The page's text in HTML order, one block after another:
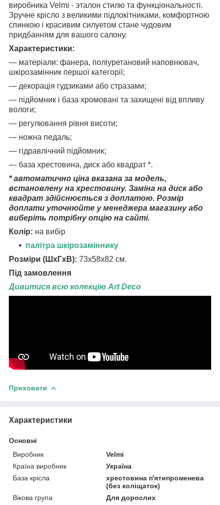
виробника Velmi - эталон стилю та функціональності.
Зручне крісло з великими підлокітниками, комфортною
спинкою і красивим силуетом стане чудовим
придбанням для вашого салону.
Характеристики:
― матеріали: фанера, поліуретановий наповнювач,
шкірозамінник першої категорії;
― декорація гудзиками або стразами;
― підйомник і база хромовані та захищені від впливу
вологи;
― регулювання рівня висоти;
― ножна педаль;
― гідравлічний підйомник;
― база хрестовина, диск або квадрат *.
* автоматично ціна вказана за модель,
встановлену на хрестовину. Заміна на диск або
квадрат здійснюється з доплатою. Розмір
доплати уточнюйте у менеджера магазину або
виберіть потрібну опцію на сайті.
Колір: на вибір
палітра шкірозаміннику
Розміри (ШхГхВ): 73x58х82 см.
Під замовлення
Дивитися всю колекцію Art Deco
Приховати
Характеристики
Основні
Виробник
Velmi
Країна виробник
Україна
База крісла
хрестовина п'ятипроменева
(без коліщаток)
Вікова група
Для дорослих